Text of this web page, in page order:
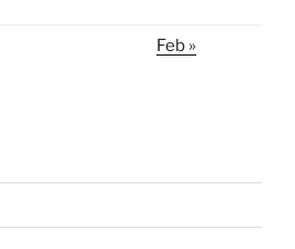
Feb »